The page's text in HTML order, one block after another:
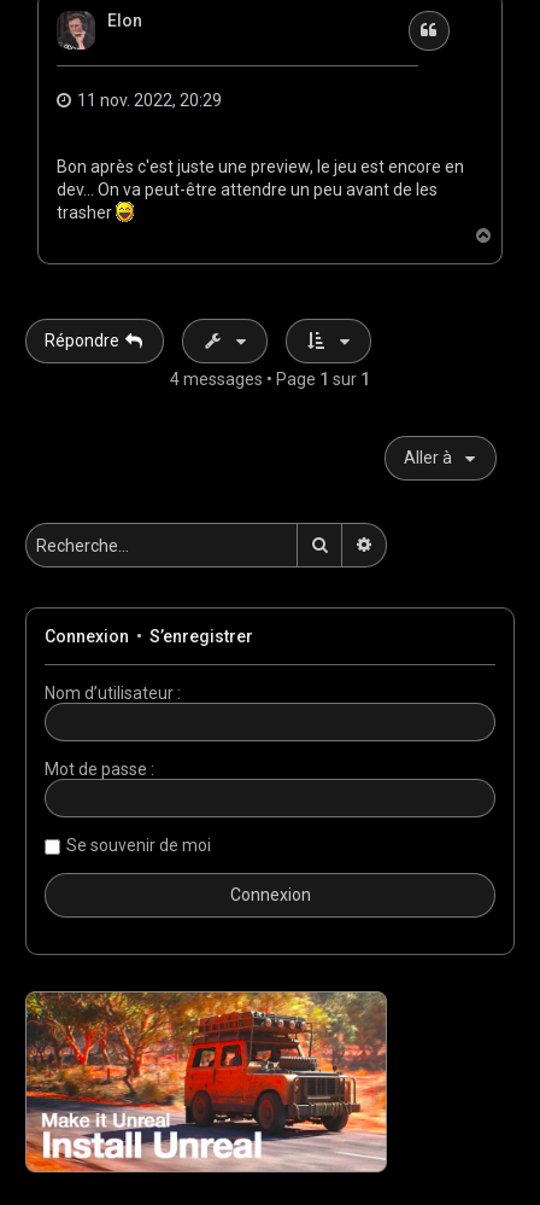
Elon Citation
11 nov. 2022, 20:29
Bon après c'est juste une preview, le jeu est encore en
dev... On va peut-être attendre un peu avant de les
trasher
a
Répondre
4 messages • Page 1 sur 1
Aller à
RechercherRecherche avancée
Connexion •S’enregistrer
Nom d’utilisateur :
Mot de passe :
Se souvenir de moi